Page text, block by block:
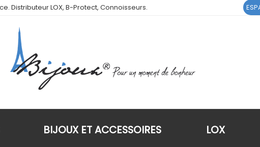
Distributeur LOX, B-Protect, Connoisseurs.
BIJOUX ET ACCESSOIRES LOX